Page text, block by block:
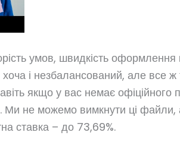
умов, швидкість оформлення
і незбалансований, але все ж
якщо у вас немає
Ми не можемо вимкнути ці
ставка – до 73,69%.